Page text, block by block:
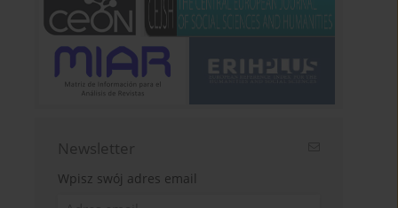
Newsletter
Wpisz swój adres email